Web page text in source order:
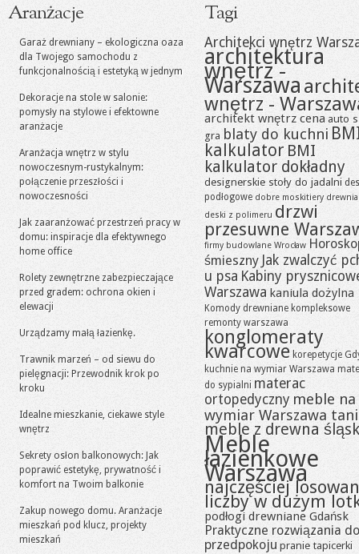
Aranżacje
Garaż drewniany – ekologiczna oaza
dla Twojego samochodu z
funkcjonalnością i estetyką w jednym
Dekoracje na stole w salonie:
pomysły na stylowe i efektowne
aranżacje
Aranżacja wnętrz w stylu
nowoczesnym-rustykalnym:
połączenie przeszłości i
nowoczesności
Jak zaaranżować przestrzeń pracy w
domu: inspiracje dla efektywnego
home office
Rolety zewnętrzne zabezpieczające
przed gradem: ochrona okien i
elewacji
Urządzamy małą łazienkę.
Trawnik marzeń – od siewu do
pielęgnacji: Przewodnik krok po
kroku
Idealne mieszkanie, ciekawe style
wnętrz
Sekrety osłon balkonowych: Jak
poprawić estetykę, prywatność i
komfort na Twoim balkonie
Zakup nowego domu. Aranżacje
mieszkań pod klucz, projekty
mieszkań
Tagi
Architekci wnętrz
architektura
wnętrz -
Warszawa
wnętrz -
architekt wnętrz cena auto
gra blaty do kuchni
kalkulator BMI
kalkulator dokładny
designerskie stoły do jadalni
podłogowe dobre moskitiery
deski z polimeru drzwi
przesuwne
firmy budowlane Wrocław
śmieszny Jak zwalczyć
u psa Kabiny
Warszawa kaniula dożylna
Komody drewniane kompleksowe
remonty warszawa
konglomeraty
kwarcowe korepetycje
kuchnie na wymiar Warszawa
do sypialni materac
ortopedyczny meble na
wymiar Warszawa
meble z drewna
Meble
łazienkowe
Warszawa
najczęściej
liczby w dużym
podłogi drewniane Gdańsk
Praktyczne rozwiązania do
przedpokoju pranie tapicerki